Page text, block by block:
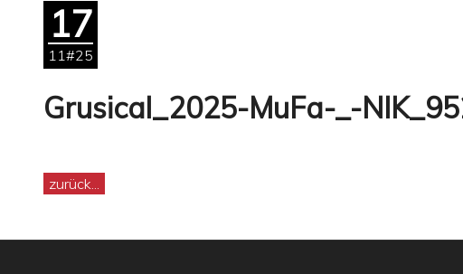
17
11#25
Grusical_2025-MuFa-_-
zurück...